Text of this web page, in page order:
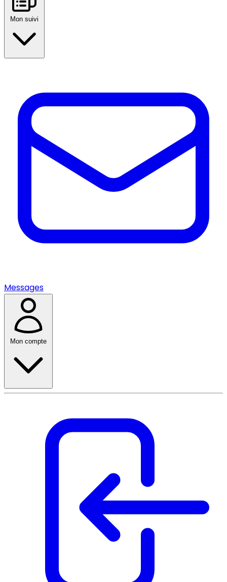
Mon suivi
Messages
Mon compte